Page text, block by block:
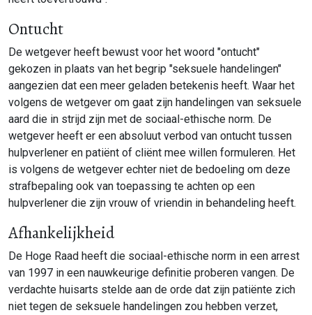
Ontucht
De wetgever heeft bewust voor het woord "ontucht"
gekozen in plaats van het begrip "seksuele handelingen"
aangezien dat een meer geladen betekenis heeft. Waar het
volgens de wetgever om gaat zijn handelingen van seksuele
aard die in strijd zijn met de sociaal-ethische norm. De
wetgever heeft er een absoluut verbod van ontucht tussen
hulpverlener en patiënt of cliënt mee willen formuleren. Het
is volgens de wetgever echter niet de bedoeling om deze
strafbepaling ook van toepassing te achten op een
hulpverlener die zijn vrouw of vriendin in behandeling heeft.
Afhankelijkheid
De Hoge Raad heeft die sociaal-ethische norm in een arrest
van 1997 in een nauwkeurige definitie proberen vangen. De
verdachte huisarts stelde aan de orde dat zijn patiënte zich
niet tegen de seksuele handelingen zou hebben verzet,